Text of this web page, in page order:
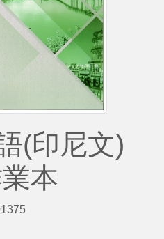
(印尼文)
本